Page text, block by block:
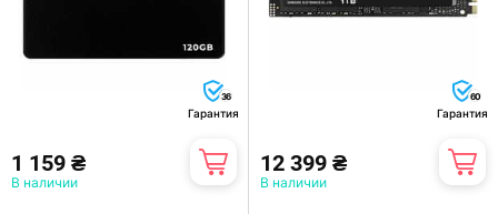
36
Гарантия
1 159 ₴
В наличии
60
Гарантия
12 399 ₴
В наличии